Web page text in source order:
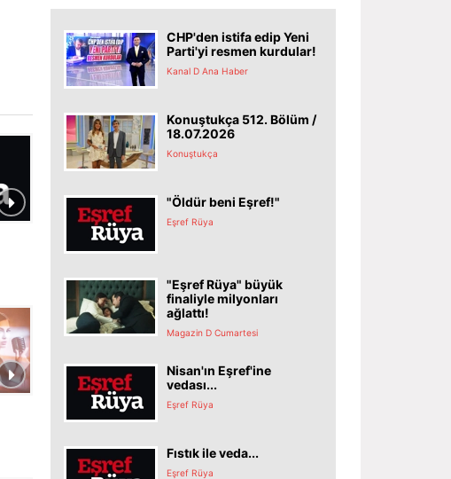
CHP'den istifa edip Yeni
Parti'yi resmen kurdular!
Kanal D Ana Haber
Konuştukça 512. Bölüm /
18.07.2026
Konuştukça
"Öldür beni Eşref!"
Eşref Rüya
"Eşref Rüya" büyük
finaliyle milyonları
ağlattı!
Magazin D Cumartesi
Nisan'ın Eşref'ine
vedası...
Eşref Rüya
Fıstık ile veda...
Eşref Rüya